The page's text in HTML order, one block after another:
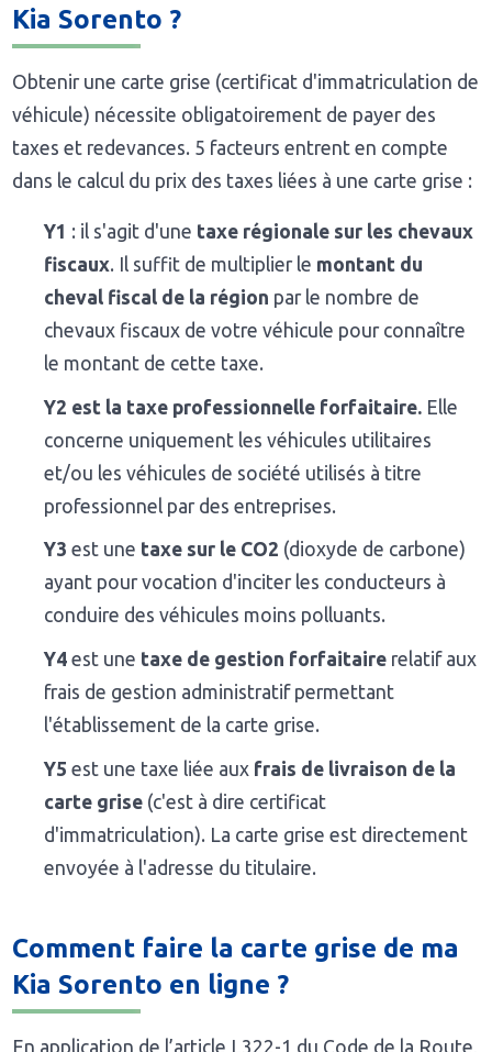
Kia Sorento ?
Obtenir une carte grise (certificat d'immatriculation de
véhicule) nécessite obligatoirement de payer des
taxes et redevances. 5 facteurs entrent en compte
dans le calcul du prix des taxes liées à une carte grise :
Y1 : il s'agit d'une taxe régionale sur les chevaux
fiscaux. Il suffit de multiplier le montant du
cheval fiscal de la région par le nombre de
chevaux fiscaux de votre véhicule pour connaître
le montant de cette taxe.
Y2 est la taxe professionnelle forfaitaire. Elle
concerne uniquement les véhicules utilitaires
et/ou les véhicules de société utilisés à titre
professionnel par des entreprises.
Y3 est une taxe sur le CO2 (dioxyde de carbone)
ayant pour vocation d'inciter les conducteurs à
conduire des véhicules moins polluants.
Y4 est une taxe de gestion forfaitaire relatif aux
frais de gestion administratif permettant
l'établissement de la carte grise.
Y5 est une taxe liée aux frais de livraison de la
carte grise (c'est à dire certificat
d'immatriculation). La carte grise est directement
envoyée à l'adresse du titulaire.
Comment faire la carte grise de ma
Kia Sorento en ligne ?
En application de l’article L322-1 du Code de la Route,